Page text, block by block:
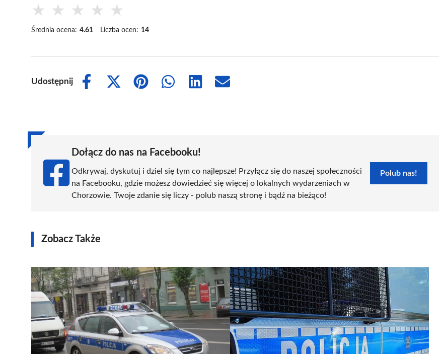
★ ★ ★ ★ ★
Średnia ocena: 4.61 Liczba ocen: 14
Udostępnij
Share
Share
(Twitter)
Share
Share
Share
Share
Dołącz do nas na Facebooku!
Odkrywaj, dyskutuj i dziel się tym co najlepsze! Przyłącz się do naszej społeczności
na Facebooku, gdzie możesz dowiedzieć się więcej o lokalnych wydarzeniach w
Chorzowie. Twoje zdanie się liczy - polub naszą stronę i bądź na bieżąco!
Polub nas!
Zobacz Także